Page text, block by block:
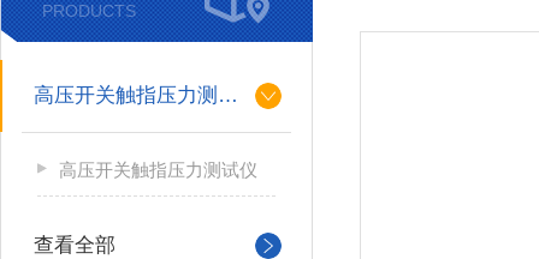
PRODUCTS
高压开关触指压力测试仪
高压开关触指压力测试仪
查看全部